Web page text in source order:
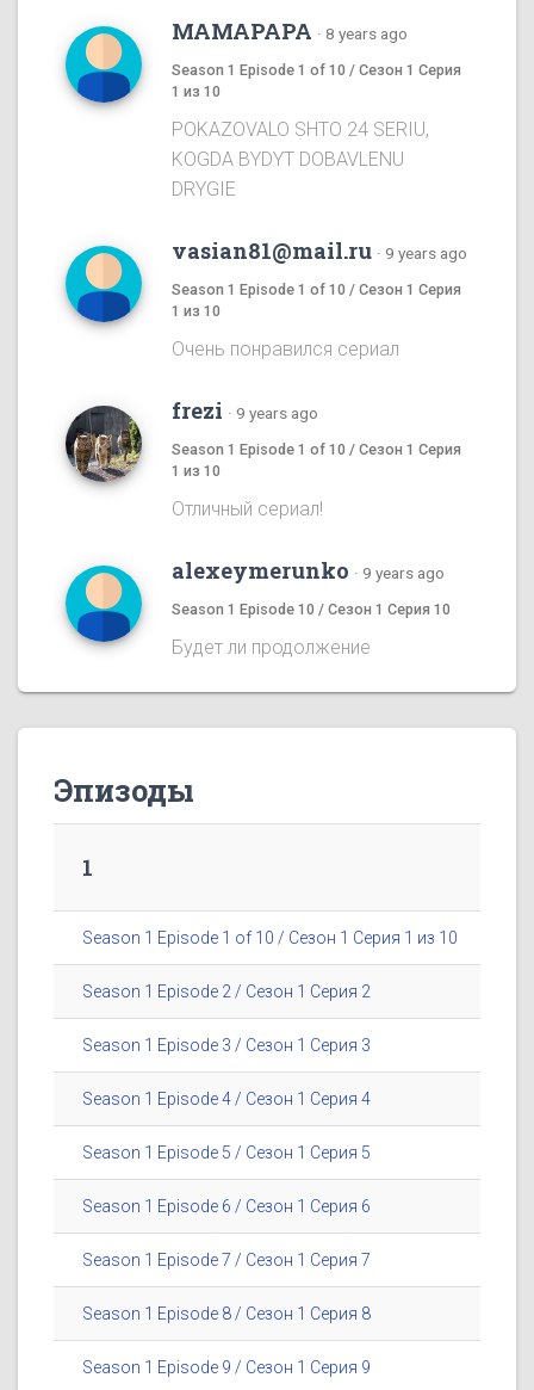
MAMAPAPA · 8 years ago
Season 1 Episode 1 of 10 / Сезон 1 Серия
1 из 10
POKAZOVALO SHTO 24 SERIU,
KOGDA BYDYT DOBAVLENU
DRYGIE
vasian81@mail.ru · 9 years ago
Season 1 Episode 1 of 10 / Сезон 1 Серия
1 из 10
Очень понравился сериал
frezi · 9 years ago
Season 1 Episode 1 of 10 / Сезон 1 Серия
1 из 10
Отличный сериал!
alexeymerunko · 9 years ago
Season 1 Episode 10 / Сезон 1 Серия 10
Будет ли продолжение
Эпизоды
1
Season 1 Episode 1 of 10 / Сезон 1 Серия 1 из 10
Season 1 Episode 2 / Сезон 1 Серия 2
Season 1 Episode 3 / Сезон 1 Серия 3
Season 1 Episode 4 / Сезон 1 Серия 4
Season 1 Episode 5 / Сезон 1 Серия 5
Season 1 Episode 6 / Сезон 1 Серия 6
Season 1 Episode 7 / Сезон 1 Серия 7
Season 1 Episode 8 / Сезон 1 Серия 8
Season 1 Episode 9 / Сезон 1 Серия 9